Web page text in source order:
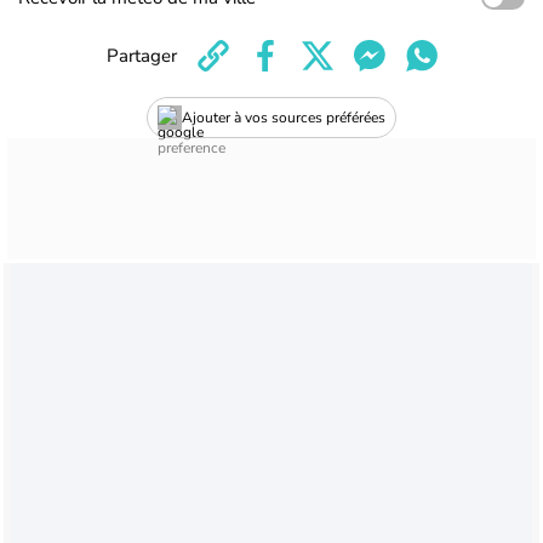
Ajouter à vos sources préférées
Partager